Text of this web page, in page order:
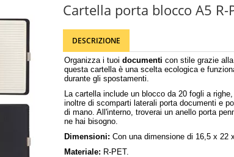
Cartella porta blocco A5 R-
DESCRIZIONE
Organizza i tuoi documenti con stile grazie
questa cartella è una scelta ecologica e
durante gli spostamenti.
La cartella include un blocco da 20 fogli a
inoltre di scomparti laterali porta documenti e
di mano. All'interno, troverai un anello porta
ne hai bisogno.
Dimensioni: Con una dimensione di 16,5 x 22
Materiale: R-PET.